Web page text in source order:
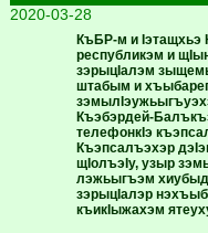
2020-03-28
КъБР-м и Iэтащхьэ
республикэм и
зэрыцIалэм
штабым и
Къэбэрдей-
телефонкIэ
Къэпсалъэхэр
щIолъэIу, узыр
лэжьыгъэм
зэрыцIалэр
къикIыжахэм